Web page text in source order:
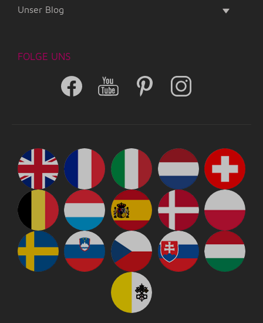
Unser Blog
FOLGE UNS